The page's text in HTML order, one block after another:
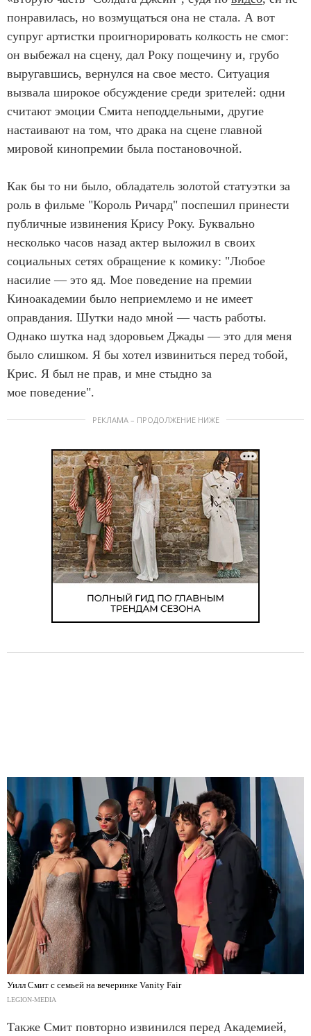
понравилась, но возмущаться она не стала. А вот
супруг артистки проигнорировать колкость не смог:
он выбежал на сцену, дал Року пощечину и, грубо
выругавшись, вернулся на свое место. Ситуация
вызвала широкое обсуждение среди зрителей: одни
считают эмоции Смита неподдельными, другие
настаивают на том, что драка на сцене главной
мировой кинопремии была постановочной.
Как бы то ни было, обладатель золотой статуэтки за
роль в фильме "Король Ричард" поспешил принести
публичные извинения Крису Року. Буквально
несколько часов назад актер выложил в своих
социальных сетях обращение к комику: "Любое
насилие — это яд. Мое поведение на премии
Киноакадемии было неприемлемо и не имеет
оправдания. Шутки надо мной — часть работы.
Однако шутка над здоровьем Джады — это для меня
было слишком. Я бы хотел извиниться перед тобой,
Крис. Я был не прав, и мне стыдно за
мое поведение".
РЕКЛАМА – ПРОДОЛЖЕНИЕ НИЖЕ
Уилл Смит с семьей на вечеринке Vanity Fair
LEGION-MEDIA
Также Смит повторно извинился перед Академией,